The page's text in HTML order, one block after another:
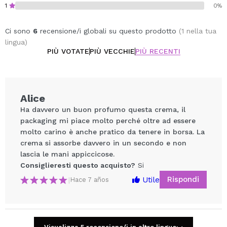
da usare e più rispettosi dell'ambiente.
Oli minerali.
Parabeni.
Cruelty free.
Vegano.
1 0%
Ci sono 6 recensione/i globali su questo prodotto (1 nella tua
lingua)
PIÙ VOTATEPIÙ VECCHIEPIÙ RECENTI
Alice
Ha davvero un buon profumo questa crema, il
packaging mi piace molto perché oltre ad essere
molto carino è anche pratico da tenere in borsa. La
crema si assorbe davvero in un secondo e non
lascia le mani appiccicose.
Consiglieresti questo acquisto? Si
| Hace 7 años Utile Rispondi